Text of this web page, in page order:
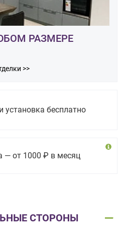
РАЗМЕРЕ
>>
установка бесплатно
— от 1000 ₽ в месяц
СТОРОНЫ